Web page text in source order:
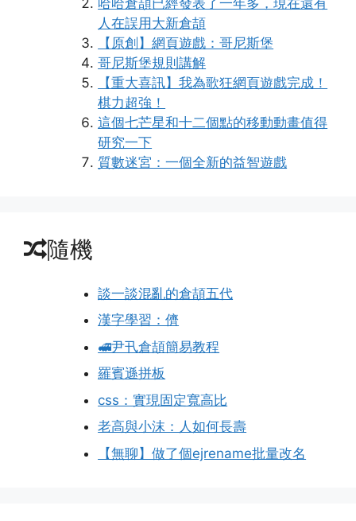
哈哈倉頡已經發表了一年多，現在還有
人在誤用大新倉頡
【原創】網頁遊戲：哥尼斯堡
哥尼斯堡規則講解
【重大喜訊】我為歌狂網頁遊戲完成！
棋力超強！
這個七芒星和十二個點的移動動畫值得
研究一下
質數迷宮：一個全新的益智遊戲
隨機
談一談混亂的倉頡五代
漢字學習：儕
🚅尹卂倉頡簡易教程
羅賓遜拼板
css：實現固定寬高比
老高與小沫：人如何長壽
【無聊】做了個ejrename批量改名